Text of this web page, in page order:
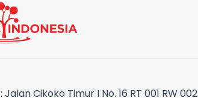
: Jalan Cikoko Timur I No. 16 RT 001 RW 002